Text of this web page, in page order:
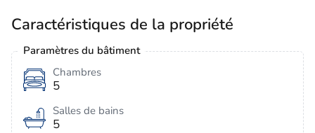
Caractéristiques de la propriété
Paramètres du bâtiment
Chambres
5
Salles de bains
5